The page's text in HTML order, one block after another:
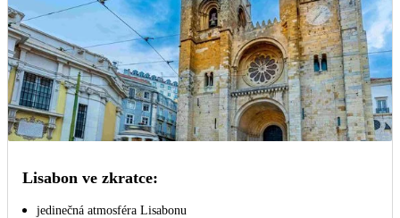
Lisabon ve zkratce:
jedinečná atmosféra Lisabonu